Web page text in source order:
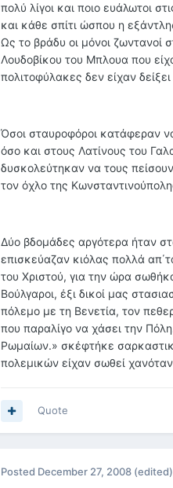
πολύ λίγοι και ποιο ευάλωτοι
και κάθε σπίτι ώσπου η
Ως το βράδυ οι μόνοι ζωντανοί
Λουδοβίκου του Μπλουα που
πολιτοφύλακες δεν είχαν
Όσοι σταυροφόροι κατάφεραν
όσο και στους Λατίνους του
δυσκολεύτηκαν να τους
τον όχλο της
Δύο βδομάδες αργότερα ήταν
επισκεύαζαν κιόλας πολλά
του Χριστού, για την ώρα
Βούλγαροι, έξι δικοί μας
πόλεμο με τη Βενετία, τον
που παραλίγο να χάσει την
Ρωμαίων.» σκέφτήκε
πολεμικών είχαν σωθεί
Quote
Posted December 27, 2008 (edited)